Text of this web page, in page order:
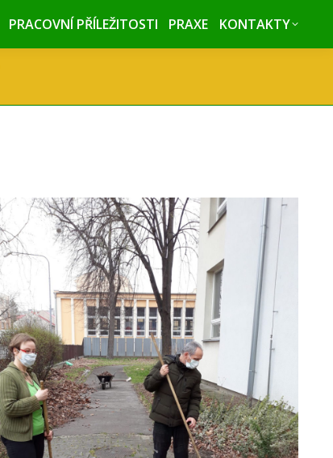
PRACOVNÍ PŘÍLEŽITOSTI PRAXE KONTAKTY
PRACOVNÍ PŘÍLEŽITOSTI PRAXE KONTAKTY